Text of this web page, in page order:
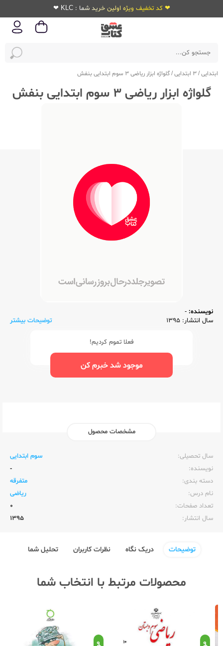
❤ کد تخفیف ویژه اولین خرید شما : KLC ❤
ابتدایی/3 ابتدایی /گلواژه ابزار ریاضی 3 سوم ابتدایی بنفش
گلواژه ابزار ریاضی 3 سوم ابتدایی بنفش
نویسنده: -
سال انتشار: 1395
توضیحات بیشتر
فعلا تموم کردیم!
موجود شد خبرم کن
مشخصات محصول
سال تحصیلی:‌
سوم ابتدایی
نویسنده:‌
-
دسته بندی:
متفرقه
نام درس:
ریاضی
تعداد صفحات:‌
0
سال انتشار:‌
1395
توضیحات دریک نگاه نظرات کاربران تحلیل شما
محصولات مرتبط با انتخاب شما